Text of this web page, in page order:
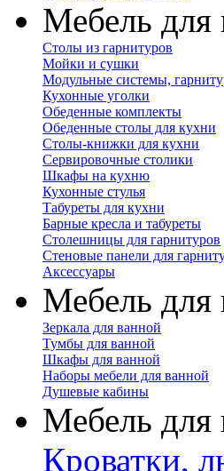
Мебель для
Столы из гарнитуров
Мойки и сушки
Модульные системы,
Кухонные уголки
Обеденные комплекты
Обеденные столы для кухни
Столы-книжки для кухни
Сервировочные столики
Шкафы на кухню
Кухонные стулья
Табуреты для кухни
Барные кресла и табуреты
Столешницы для гарнитуров
Стеновые панели для
Аксессуары
Мебель для
Зеркала для ванной
Тумбы для ванной
Шкафы для ванной
Наборы мебели для ванной
Душевые кабины
Мебель
Кроватки,